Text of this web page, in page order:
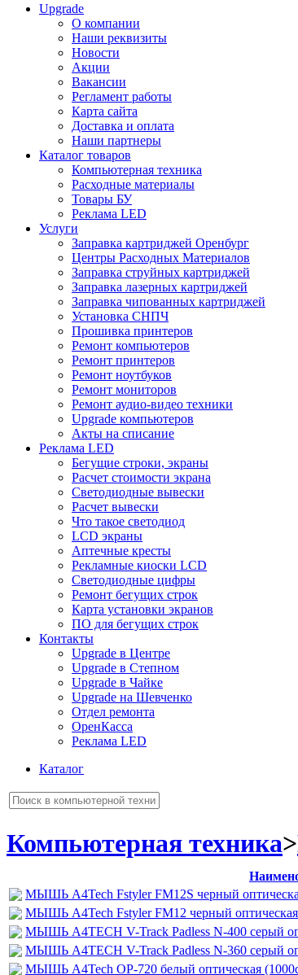
Upgrade
О компании
Наши реквизиты
Новости
Акции
Вакансии
Регламент работы
Карта сайта
Доставка и оплата
Наши партнеры
Каталог товаров
Компьютерная техника
Расходные материалы
Товары БУ
Реклама LED
Услуги
Заправка картриджей Оренбург
Центры Расходных Материалов
Заправка струйных картриджей
Заправка лазерных картриджей
Заправка чипованных картриджей
Установка СНПЧ
Прошивка принтеров
Ремонт компьютеров
Ремонт принтеров
Ремонт ноутбуков
Ремонт мониторов
Ремонт аудио-видео техники
Upgrade компьютеров
Акты на списание
Реклама LED
Бегущие строки, экраны
Расчет стоимости экрана
Светодиодные вывески
Расчет вывески
Что такое светодиод
LCD экраны
Аптечные кресты
Рекламные киоски LCD
Светодиодные цифры
Ремонт бегущих строк
Карта установки экранов
ПО для бегущих строк
Контакты
Upgrade в Центре
Upgrade в Степном
Upgrade в Чайке
Upgrade на Шевченко
Отдел ремонта
ОренКасса
Реклама LED
Каталог
Компьютерная техника>
МЫШЬ A4Tech Fstyler FM12S черный
МЫШЬ A4Tech Fstyler FM12 черный
МЫШЬ A4TECH V-Track Padless N-400 серый
МЫШЬ A4TECH V-Track Padless N-360 серый
МЫШЬ A4Tech OP-720 белый оптическая